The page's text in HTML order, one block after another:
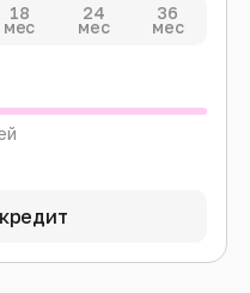
18
мес
24
мес
36
мес